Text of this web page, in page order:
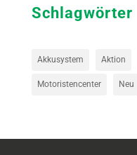
Schlagwörter
Akkusystem Aktion
Motoristencenter Neu